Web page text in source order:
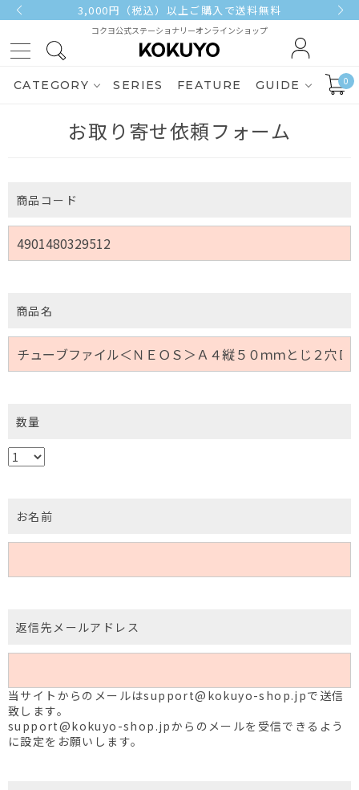
3,000円（税込）以上ご購入で送料無料
コクヨ公式ステーショナリーオンラインショップ
CATEGORY SERIES FEATURE GUIDE 0
お取り寄せ依頼フォーム
商品コード
商品名
数量
お名前
返信先メールアドレス
当サイトからのメールはsupport@kokuyo-shop.jpで送信
致します。
support@kokuyo-shop.jpからのメールを受信できるよう
に設定をお願いします。